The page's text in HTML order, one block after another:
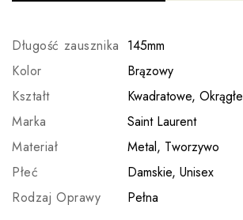
Długość zausznika 145mm
Kolor
Brązowy
Kształt
Kwadratowe, Okrągłe
Marka
Saint Laurent
Materiał
Metal, Tworzywo
Płeć
Damskie, Unisex
Rodzaj Oprawy
Pełna